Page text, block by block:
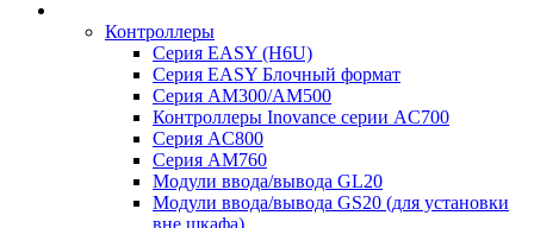
Контроллеры
Серия EASY (H6U)
Серия EASY Блочный формат
Серия AM300/AM500
Контроллеры Inovance серии AC700
Серия AC800
Серия AM760
Модули ввода/вывода GL20
Модули ввода/вывода GS20 (для установки
вне шкафа)